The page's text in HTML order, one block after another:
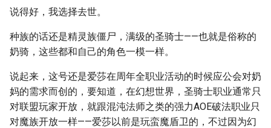
说得好，我选择去世。
种族的话还是精灵族僵尸，满级的圣骑士——也就是俗称的
奶骑，这些都和自己的角色一模一样。
说起来，这号还是爱莎在周年全职业活动的时候应公会对奶
妈的需求而创的，要知道，在幻想世界，圣骑士职业通常只
对联盟玩家开放，就跟混沌法师之类的强力AOE破法职业只
对魔族开放一样——爱莎以前是玩蛮魔盾卫的，不过因为幻